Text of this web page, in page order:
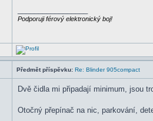
Podporuji férový elektronický boj!
Předmět příspěvku: Re: Blinder 905compact
Dvě čidla mi připadají minimum, jsou
Otočný přepínač na nic, parkování,